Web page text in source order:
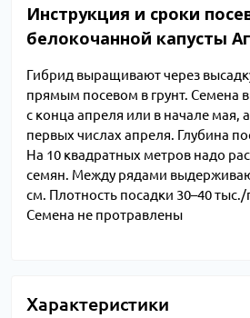
Инструкция и сроки
белокочанной капусты
Гибрид выращивают через
прямым посевом в грунт. Семена
с конца апреля или в начале мая, а
первых числах апреля. Глубина
На 10 квадратных метров надо
семян. Между рядами
см. Плотность посадки 30–40 тыс./
Семена не протравлены
Характеристики